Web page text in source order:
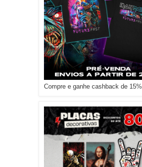
Compre e ganhe cashback de 15%